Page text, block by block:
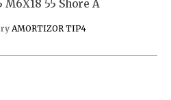
55 Shore A
AMORTIZOR TIP4